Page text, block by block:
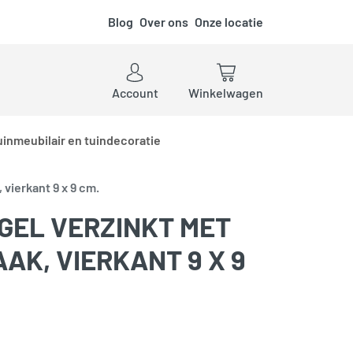
Blog Over ons Onze locatie
Account
Winkelwagen
en tuindecoratie
9 x 9 cm.
VERZINKT MET
VIERKANT 9 X 9